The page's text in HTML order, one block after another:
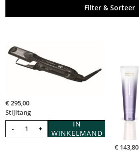
Filter & Sorteer
Stijltang
€295,00
- +
IN
WINKELMAND
€ 143,80